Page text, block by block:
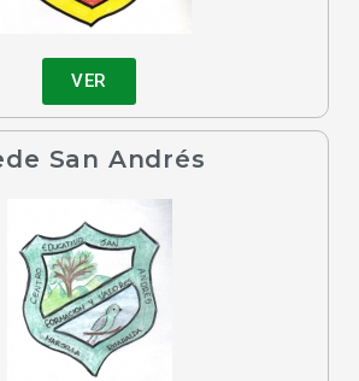
VER
San Andrés